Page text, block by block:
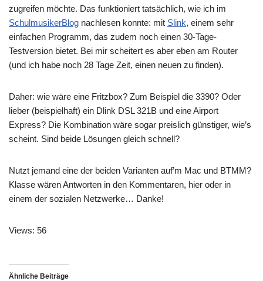
zugreifen möchte. Das funktioniert tatsächlich, wie ich im
SchulmusikerBlog nachlesen konnte: mit Slink, einem sehr
einfachen Programm, das zudem noch einen 30-Tage-
Testversion bietet. Bei mir scheitert es aber eben am Router
(und ich habe noch 28 Tage Zeit, einen neuen zu finden).
Daher: wie wäre eine Fritzbox? Zum Beispiel die 3390? Oder
lieber (beispielhaft) ein Dlink DSL 321B und eine Airport
Express? Die Kombination wäre sogar preislich günstiger, wie’s
scheint. Sind beide Lösungen gleich schnell?
Nutzt jemand eine der beiden Varianten auf’m Mac und BTMM?
Klasse wären Antworten in den Kommentaren, hier oder in
einem der sozialen Netzwerke… Danke!
Views: 56
Ähnliche Beiträge